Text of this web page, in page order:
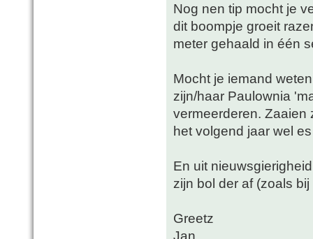
Nog nen tip mocht je
dit boompje groeit
meter gehaald in één
Mocht je iemand
zijn/haar Paulownia
vermeerderen. Zaaien
het volgend jaar wel
En uit
zijn bol der af (zoals
Greetz
Jan